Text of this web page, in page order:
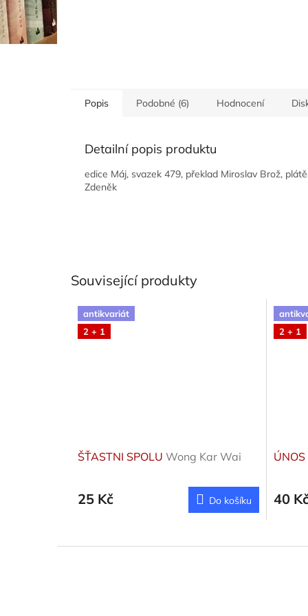
Popis Podobné (6) Hodnocení
Detailní popis produktu
edice Máj, svazek 479, překlad Miroslav Brož,
Zdeněk
Související produkty
antikvariát
2 + 1
ŠŤASTNI SPOLU Wong Kar Wai
25 Kč Do košíku
2 + 1
ÚNOS
40